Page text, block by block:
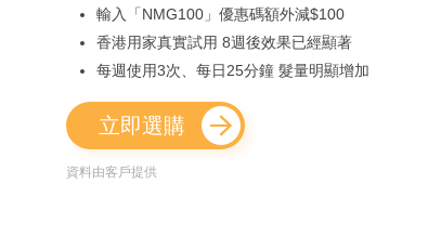
輸入「NMG100」優惠碼額外減$100
香港用家真實試用 8週後效果已經顯著
每週使用3次、每日25分鐘 髮量明顯增加
立即選購
資料由客戶提供